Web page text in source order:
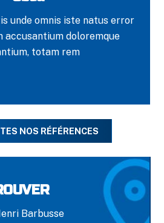
unde omnis iste natus error
accusantium doloremque
totam rem
NOS RÉFÉRENCES
Barbusse